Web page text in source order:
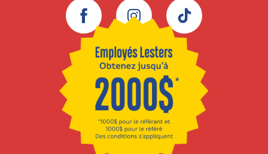
Facebook Instagram TikTok